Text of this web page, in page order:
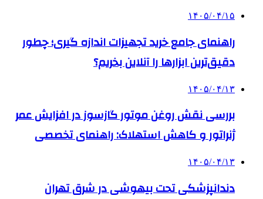
۱۴۰۵/۰۴/۱۵
راهنمای جامع خرید تجهیزات اندازه گیری؛ چطور
دقیق‌ترین ابزارها را آنلاین بخریم؟
۱۴۰۵/۰۴/۱۳
بررسی نقش روغن موتور گازسوز در افزایش عمر
ژنراتور و کاهش استهلاک: راهنمای تخصصی
۱۴۰۵/۰۴/۱۳
دندانپزشکی تحت بیهوشی در شرق تهران